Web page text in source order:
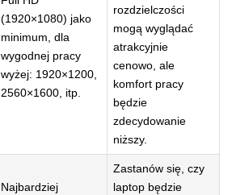
(1920×1080) jako
minimum, dla
wygodnej pracy
wyżej: 1920×1200,
2560×1600, itp.
rozdzielczości
mogą wyglądać
atrakcyjnie
cenowo, ale
komfort pracy
będzie
zdecydowanie
niższy.
Najbardziej
Zastanów się, czy
laptop będzie